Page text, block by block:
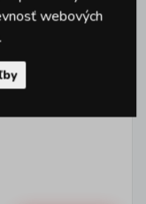
webových